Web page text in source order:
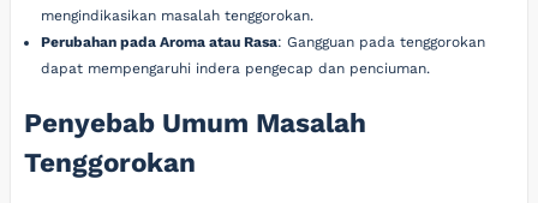
mengindikasikan masalah tenggorokan.
Perubahan pada Aroma atau Rasa: Gangguan pada tenggorokan
dapat mempengaruhi indera pengecap dan penciuman.
Penyebab Umum Masalah
Tenggorokan